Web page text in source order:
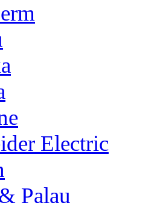
Electric
Palau